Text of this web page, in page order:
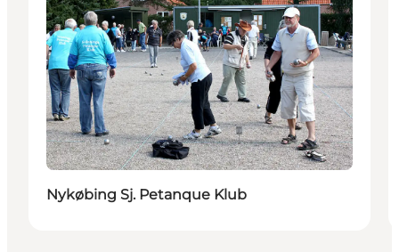
Nykøbing Sj. Petanque Klub